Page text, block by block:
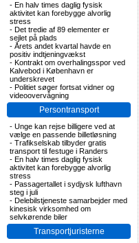
- En halv times daglig fysisk
aktivitet kan forebygge alvorlig
stress
- Det tredie af 89 elementer er
sejlet på plads
- Årets andet kvartal havde en
positiv indtjeningvækst
- Kontrakt om overhalingsspor ved
Kalvebod i København er
underskrevet
- Politiet søger fortsat vidner og
videoovervågning
Persontransport
- Unge kan rejse billigere ved at
vælge en passende billetløsning
- Trafikselskab tilbyder gratis
transport til festuge i Randers
- En halv times daglig fysisk
aktivitet kan forebygge alvorlig
stress
- Passagertallet i sydjysk lufthavn
steg i juli
- Delebilstjeneste samarbejder med
kinesisk virksomhed om
selvkørende biler
Transportjuristerne